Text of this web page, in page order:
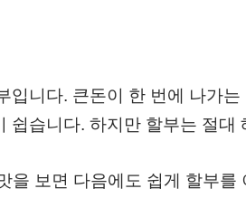
입니다. 큰돈이 한 번에 나가
쉽습니다. 하지만 할부는 절대
을 보면 다음에도 쉽게 할부를